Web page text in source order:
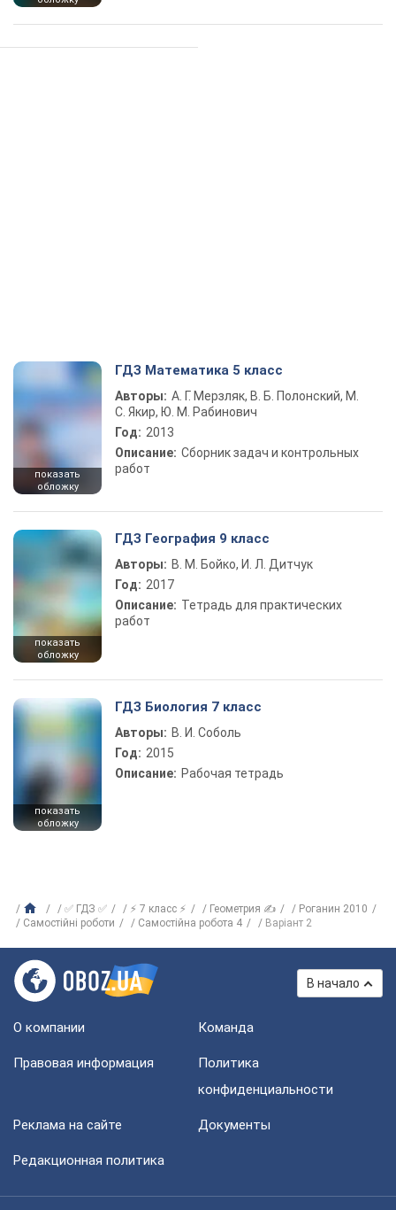
показать
обложку
ГДЗ Математика 5 класс
Авторы: А. Г. Мерзляк, В. Б. Полонский, М.
С. Якир, Ю. М. Рабинович
Год: 2013
Описание: Сборник задач и контрольных
работ
показать
обложку
ГДЗ География 9 класс
Авторы: В. М. Бойко, И. Л. Дитчук
Год: 2017
Описание: Тетрадь для практических
работ
показать
обложку
ГДЗ Биология 7 класс
Авторы: В. И. Соболь
Год: 2015
Описание: Рабочая тетрадь
✅ ГДЗ ✅ ⚡ 7 класс ⚡ Геометрия ✍
Роганин 2010
Самостійні роботи
Самостійна робота 4 Варіант 2
В начало
О компании Команда
Правовая информация
Политика
конфиденциальности
Реклама на сайте Документы
Редакционная политика